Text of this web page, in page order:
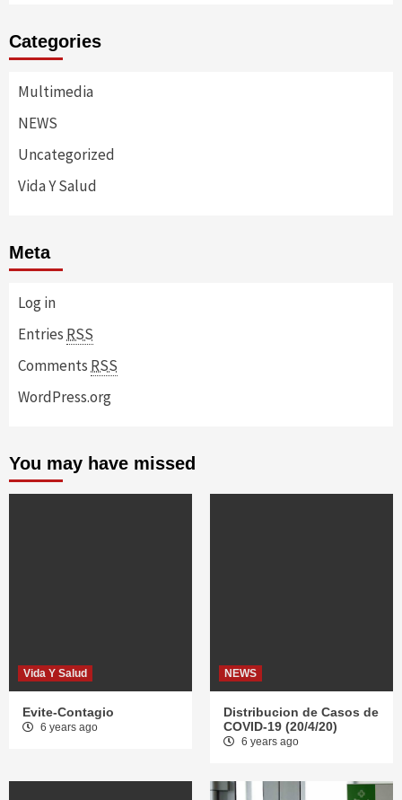
Categories
Multimedia
NEWS
Uncategorized
Vida Y Salud
Meta
Log in
Entries RSS
Comments RSS
WordPress.org
You may have missed
Vida Y Salud
Evite-Contagio
6 years ago
NEWS
Distribucion de Casos de
COVID-19 (20/4/20)
6 years ago